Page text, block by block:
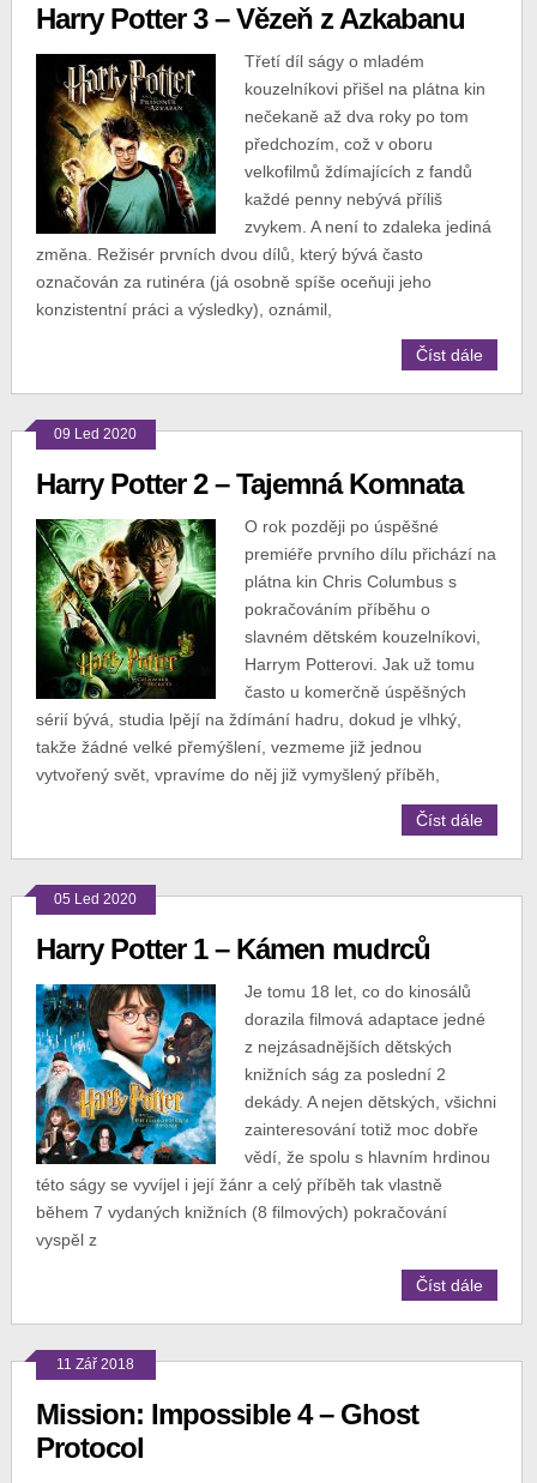
Harry Potter 3 – Vězeň z Azkabanu
Třetí díl ságy o mladém
kouzelníkovi přišel na plátna kin
nečekaně až dva roky po tom
předchozím, což v oboru
velkofilmů ždímajících z fandů
každé penny nebývá příliš
zvykem. A není to zdaleka jediná
změna. Režisér prvních dvou dílů, který bývá často
označován za rutinéra (já osobně spíše oceňuji jeho
konzistentní práci a výsledky), oznámil,
Číst dále
09 Led 2020
Harry Potter 2 – Tajemná Komnata
O rok později po úspěšné
premiéře prvního dílu přichází na
plátna kin Chris Columbus s
pokračováním příběhu o
slavném dětském kouzelníkovi,
Harrym Potterovi. Jak už tomu
často u komerčně úspěšných
sérií bývá, studia lpějí na ždímání hadru, dokud je vlhký,
takže žádné velké přemýšlení, vezmeme již jednou
vytvořený svět, vpravíme do něj již vymyšlený příběh,
Číst dále
05 Led 2020
Harry Potter 1 – Kámen mudrců
Je tomu 18 let, co do kinosálů
dorazila filmová adaptace jedné
z nejzásadnějších dětských
knižních ság za poslední 2
dekády. A nejen dětských, všichni
zainteresování totiž moc dobře
vědí, že spolu s hlavním hrdinou
této ságy se vyvíjel i její žánr a celý příběh tak vlastně
během 7 vydaných knižních (8 filmových) pokračování
vyspěl z
Číst dále
11 Zář 2018
Mission: Impossible 4 – Ghost
Protocol